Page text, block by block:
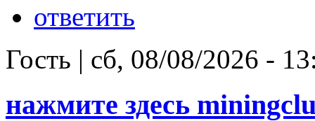
ответить
Гость | сб, 08/08/2026 -
нажмите здесь